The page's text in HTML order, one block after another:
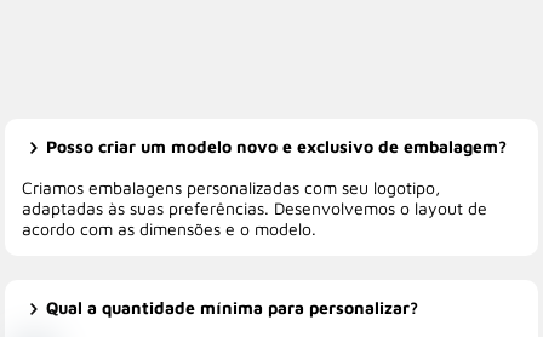
Posso criar um modelo novo e exclusivo de embalagem?
Criamos embalagens personalizadas com seu logotipo,
adaptadas às suas preferências. Desenvolvemos o layout de
acordo com as dimensões e o modelo.
Qual a quantidade mínima para personalizar?